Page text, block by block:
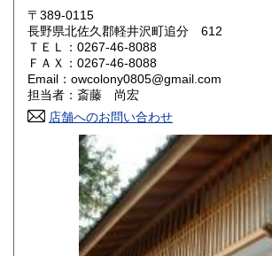
岡山県
山口県 600円
香川県 600円 愛媛県
高知県 600円
600円 長崎県
600円 大分県
600円 鹿児島県
〒389-0115
長野県北佐久郡軽井沢町追分 612
ＴＥＬ：0267-46-8088
ＦＡＸ：0267-46-8088
Email：owcolony0805@gmail.com
担当者：斎藤 尚宏
店舗へのお問い合わせ